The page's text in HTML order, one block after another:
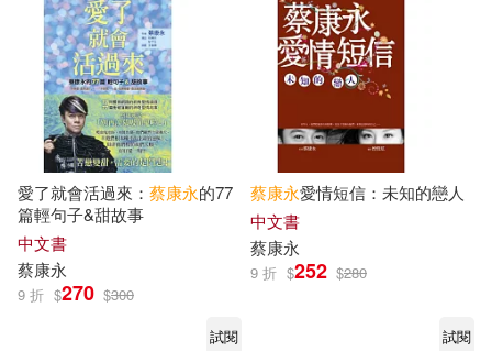
愛了就會活過來： 蔡康永的77
篇輕句子&甜故事
中文書
蔡康永
9 折 $270 $300
試閱
蔡康永愛情短信：未知的戀人
中文書
蔡康永
9 折 $252 $280
試閱